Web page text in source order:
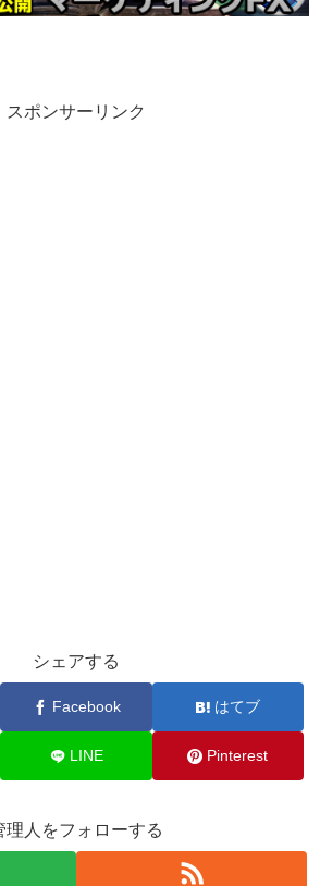
スポンサーリンク
シェアする
Facebook はてブ
LINE Pinterest
理人をフォローする